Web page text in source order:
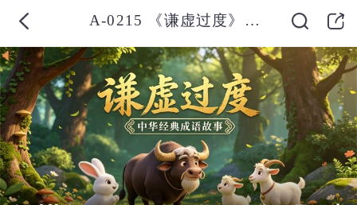
A-0215 《谦虚过度》成语故事PPT模板